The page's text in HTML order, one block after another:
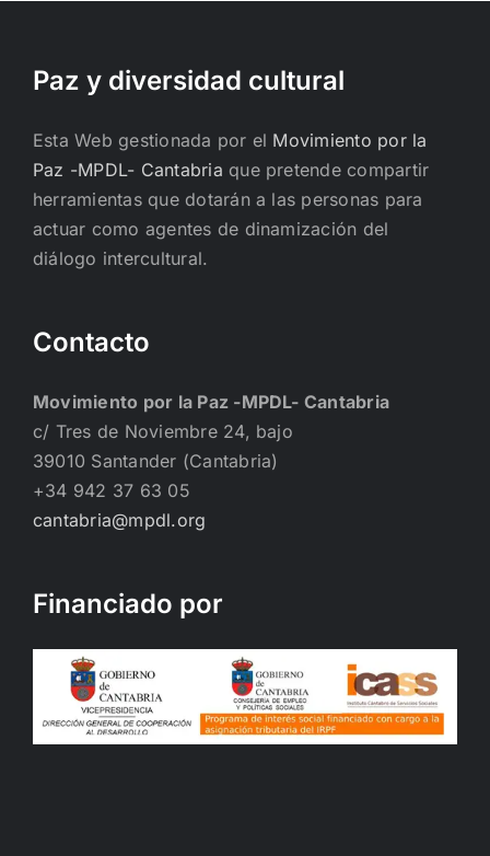
Paz y diversidad cultural
Esta Web gestionada por el Movimiento por la
Paz -MPDL- Cantabria que pretende compartir
herramientas que dotarán a las personas para
actuar como agentes de dinamización del
diálogo intercultural.
Contacto
Movimiento por la Paz -MPDL- Cantabria
c/ Tres de Noviembre 24, bajo
39010 Santander (Cantabria)
+34 942 37 63 05
cantabria@mpdl.org
Financiado por